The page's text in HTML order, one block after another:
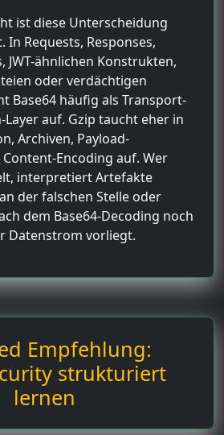
ist diese Unterscheidung
In Requests, Responses,
JWT-ähnlichen Konstrukten,
oder verdächtigen
Base64 häufig als Transport-
auf. Gzip taucht eher in
Archiven, Payload-
Encoding auf. Wer
interpretiert Artefakte
der falschen Stelle oder
dem Base64-Decoding noch
Datenstrom vorliegt.
Empfehlung:
strukturiert
lernen